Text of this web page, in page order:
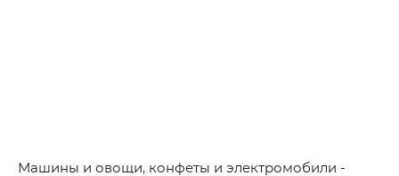
Машины и овощи, конфеты и электромобили -